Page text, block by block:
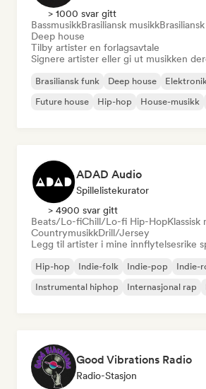
> 1000 svar gitt
BassmusikkBrasiliansk musikk
Deep house
Tilby artister en forlagsavtale
Signere artister eller gi ut musikken
Brasiliansk funk Deep house
Future house
Hip-hop House-musikk
ADAD Audio
Spillelistekurator
> 4900 svar gitt
Beats/Lo-fiChill/Lo-fi Hip-HopKlassisk
CountrymusikkDrill/Jersey
Legg til artister i mine innflytelsesrike
Hip-hop Indie-folk Indie-pop Indie-
Instrumental hiphop
Internasjonal rap
Good Vibrations Radio
Radio-Stasjon